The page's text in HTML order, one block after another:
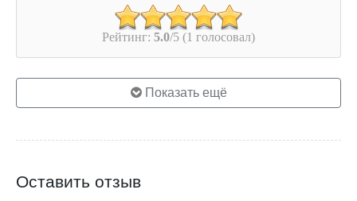
Рейтинг: 5.0/5 (1 голосовал)
Показать ещё
Оставить отзыв